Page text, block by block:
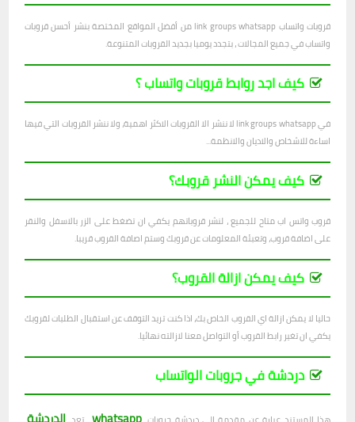
قروبات واتساب link groups whatsapp من أفضل المواقع المختصة بنشر أحسن قروبات
واتساب في جميع المجالات ، بتجدد يوميا بجديد القروبات المتنوعة.
كيف اجد روابط قروبات واتساب ؟
في link groups whatsapp لا ننشر الا القروبات الاكثر اهمية، ولا ننشر القروبات التي فيها
اساءة للاشخاص والاديان والانظمة...
كيف يمكن النشر قروبك؟
قروب واتس اب متاح للجميع ، لنشر قروباتهم يكفي ان تضغط على الزر بالاسفل والنقر
على اضافة قروب، وتعبئة المعلومات عن قروبك وستم اصافة القروب قريبا.
كيف يمكن ازالة القروب؟
حاليا لا يمكن ازالة اي القروب الخاص بك، اذا كنت تريد التوقف عن استقبال الطلبات لقروبك
يكفي ان تغير رابط القروب أو التواصل معنا لازالته نهائيا.
دردشة في جروبات الواتساب